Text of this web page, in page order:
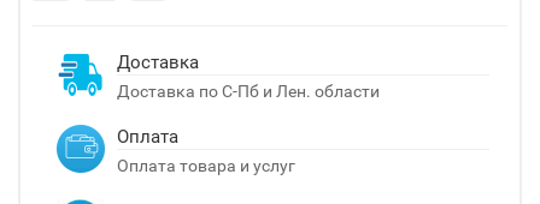
Доставка
Доставка по С-Пб и Лен. области
Оплата
Оплата товара и услуг